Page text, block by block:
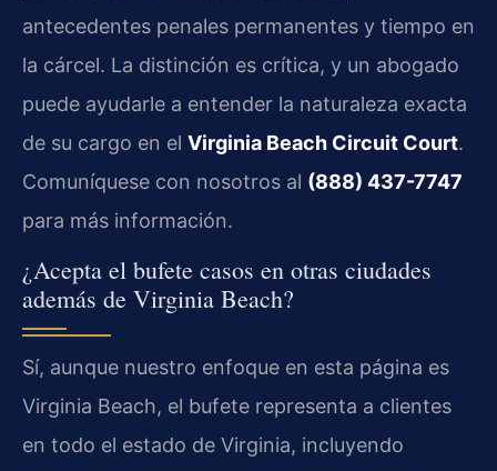
antecedentes penales permanentes y tiempo en
la cárcel. La distinción es crítica, y un abogado
puede ayudarle a entender la naturaleza exacta
de su cargo en el Virginia Beach Circuit Court.
Comuníquese con nosotros al (888) 437-7747
para más información.
¿Acepta el bufete casos en otras ciudades
además de Virginia Beach?
Sí, aunque nuestro enfoque en esta página es
Virginia Beach, el bufete representa a clientes
en todo el estado de Virginia, incluyendo